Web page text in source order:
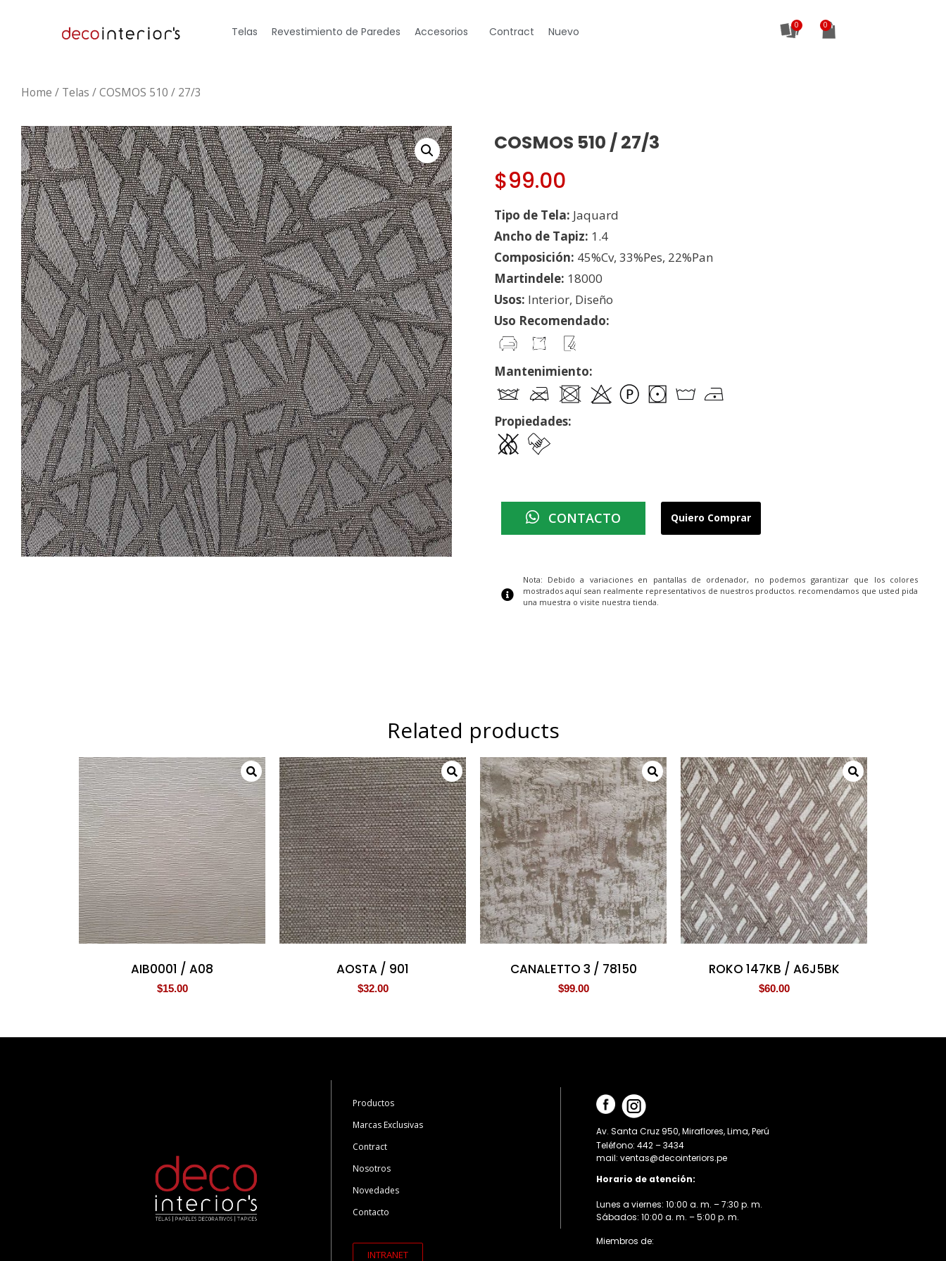
Telas Revestimiento de Paredes Accesorios Contract Nuevo 0
Home / Telas / COSMOS 510 / 27/3
COSMOS 510 / 27/3
$99.00
Tipo de Tela: Jaquard
Ancho de Tapiz: 1.4
Composición: 45%Cv, 33%Pes, 22%Pan
Martindele: 18000
Usos: Interior, Diseño
Uso Recomendado:
Mantenimiento:
Propiedades:
CONTACTO Quiero Comprar
Nota: Debido a variaciones en pantallas de ordenador, no podemos garantizar que los colores
mostrados aquí sean realmente representativos de nuestros productos. recomendamos que usted pida
una muestra o visite nuestra tienda.
Related products
AIB0001 / A08
$15.00
AOSTA / 901
$32.00
CANALETTO 3 / 78150
$99.00
ROKO 147KB / A6J5BK
$60.00
Productos
Marcas Exclusivas
Contract
Nosotros
Novedades
Contacto
INTRANET
Av. Santa Cruz 950, Miraflores, Lima, Perú
Teléfono: 442 – 3434
mail: ventas@decointeriors.pe
Horario de atención:
Lunes a viernes: 10:00 a. m. – 7:30 p. m.
Sábados: 10:00 a. m. – 5:00 p. m.
Miembros de: